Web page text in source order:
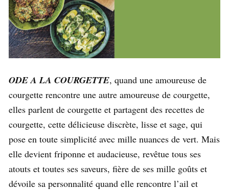
ODE A LA COURGETTE, quand une amoureuse de
courgette rencontre une autre amoureuse de courgette,
elles parlent de courgette et partagent des recettes de
courgette, cette délicieuse discrète, lisse et sage, qui
pose en toute simplicité avec mille nuances de vert. Mais
elle devient friponne et audacieuse, revêtue tous ses
atouts et toutes ses saveurs, fière de ses mille goûts et
dévoile sa personnalité quand elle rencontre l’ail et